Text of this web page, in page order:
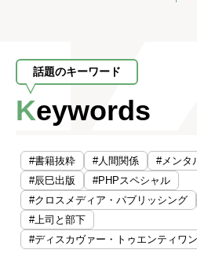
話題のキーワード
Keywords
#書籍抜粋 #人間関係
#メンタ
#辰巳出版
#PHPスペシャル
#クロスメディア・パブリッシング
#上司と部下
#ディスカヴァー・トゥエンティワン